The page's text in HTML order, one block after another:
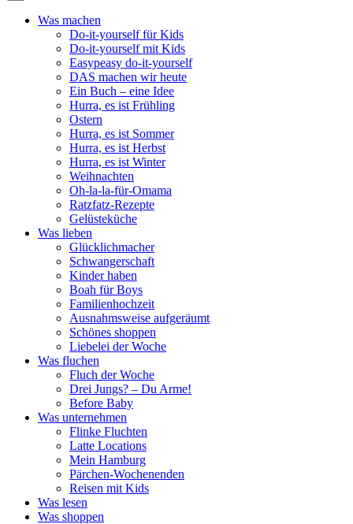
Was machen
Do-it-yourself für Kids
Do-it-yourself mit Kids
Easypeasy do-it-yourself
DAS machen wir heute
Ein Buch – eine Idee
Hurra, es ist Frühling
Ostern
Hurra, es ist Sommer
Hurra, es ist Herbst
Hurra, es ist Winter
Weihnachten
Oh-la-la-für-Omama
Ratzfatz-Rezepte
Gelüsteküche
Was lieben
Glücklichmacher
Schwangerschaft
Kinder haben
Boah für Boys
Familienhochzeit
Ausnahmsweise aufgeräumt
Schönes shoppen
Liebelei der Woche
Was fluchen
Fluch der Woche
Drei Jungs? – Du Arme!
Before Baby
Was unternehmen
Flinke Fluchten
Latte Locations
Mein Hamburg
Pärchen-Wochenenden
Reisen mit Kids
Was lesen
Was shoppen